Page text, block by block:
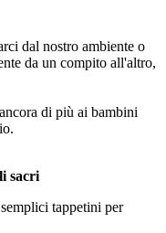
dal nostro ambiente o
da un compito all'altro,
di più ai bambini
sacri
tappetini per